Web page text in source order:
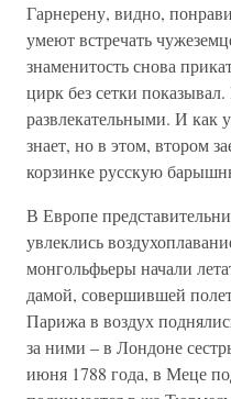
Гарнерену, видно,
умеют встречать
знаменитость снова
цирк без сетки
развлекательными. И как
знает, но в этом, втором
корзинке русскую
В Европе
увлеклись
монгольфьеры начали
дамой, совершившей
Парижа в воздух
за ними – в Лондоне
июня 1788 года, в Меце